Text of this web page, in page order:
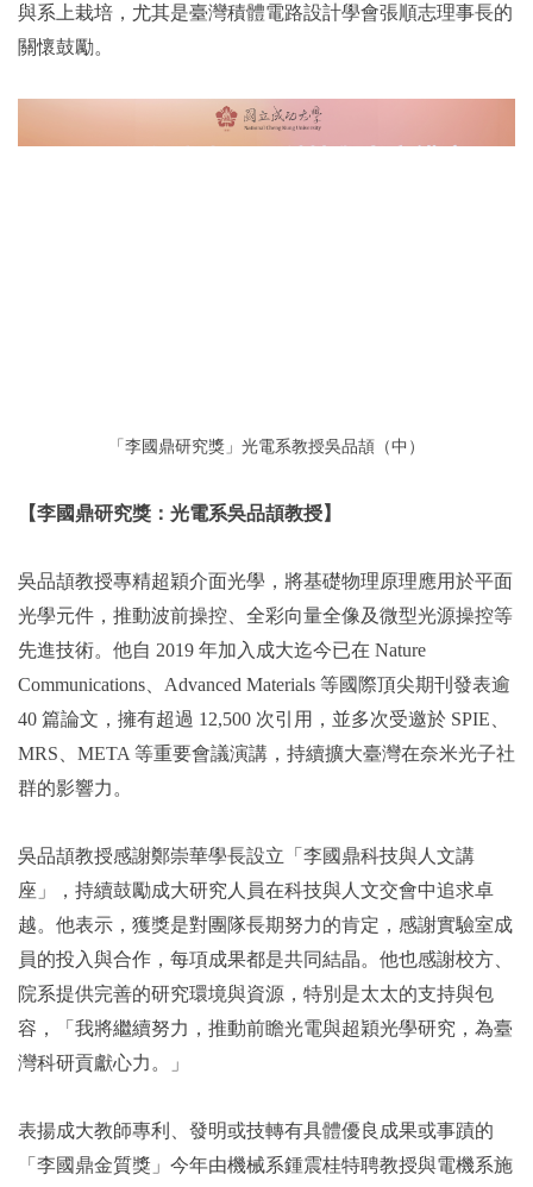
與系上栽培，尤其是臺灣積體電路設計學會張順志理事長的
關懷鼓勵。
「李國鼎研究獎」光電系教授吳品頡（中）
【李國鼎研究獎：光電系吳品頡教授】
吳品頡教授專精超穎介面光學，將基礎物理原理應用於平面
光學元件，推動波前操控、全彩向量全像及微型光源操控等
先進技術。他自 2019 年加入成大迄今已在 Nature
Communications、Advanced Materials 等國際頂尖期刊發表逾
40 篇論文，擁有超過 12,500 次引用，並多次受邀於 SPIE、
MRS、META 等重要會議演講，持續擴大臺灣在奈米光子社
群的影響力。
吳品頡教授感謝鄭崇華學長設立「李國鼎科技與人文講
座 」，持續鼓勵成大研究人員在科技與人文交會中追求卓
越。他表示，獲獎是對團隊長期努力的肯定，感謝實驗室成
員的投入與合作，每項成果都是共同結晶。他也感謝校方、
院系提供完善的研究環境與資源，特別是太太的支持與包
容，「我將繼續努力，推動前瞻光電與超穎光學研究，為臺
灣科研貢獻心力。」
表揚成大教師專利、發明或技轉有具體優良成果或事蹟的
「李國鼎金質獎」今年由機械系鍾震桂特聘教授與電機系施